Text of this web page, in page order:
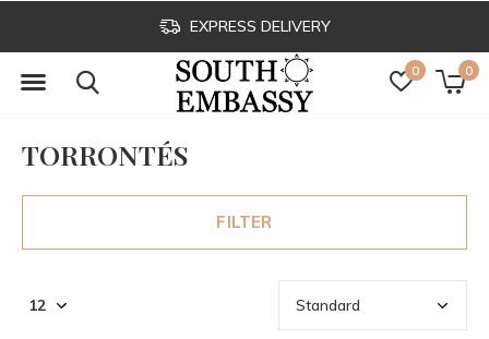
0 0
EXPRESS DELIVERY
TORRONTÉS
FILTER